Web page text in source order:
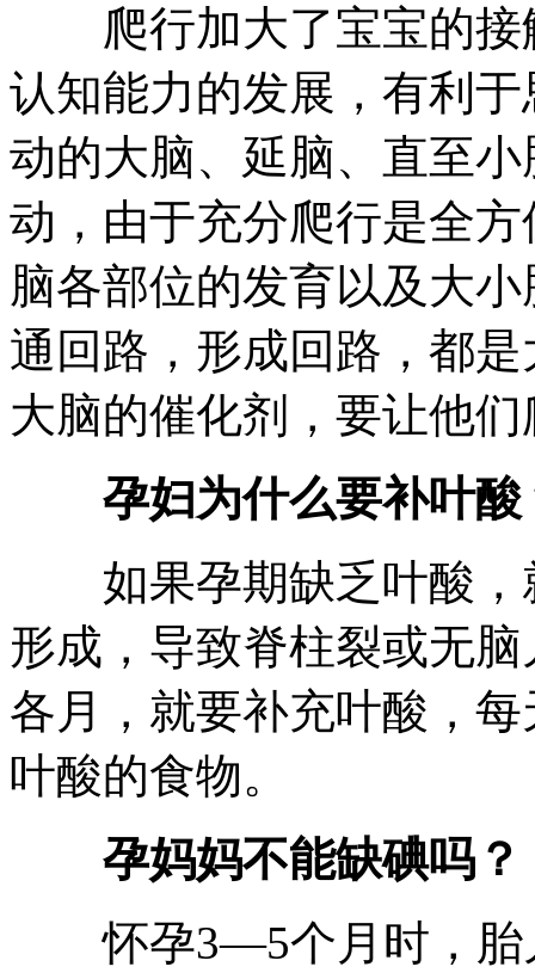
爬行加大了宝宝的接
认知能力的发展，有利
动的大脑、延脑、直至
动，由于充分爬行是全
脑各部位的发育以及大
通回路，形成回路，都
大脑的催化剂，要让他
孕妇为什么要补叶酸
如果孕期缺乏叶酸，
形成，导致脊柱裂或无
各月，就要补充叶酸，
叶酸的食物。
孕妈妈不能缺碘吗？
怀孕3—5个月时，胎